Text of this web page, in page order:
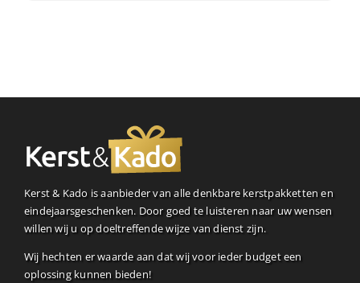
Kerst & Kado is aanbieder van alle denkbare kerstpakketten en
eindejaarsgeschenken. Door goed te luisteren naar uw wensen
willen wij u op doeltreffende wijze van dienst zijn.
Wij hechten er waarde aan dat wij voor ieder budget een
oplossing kunnen bieden!